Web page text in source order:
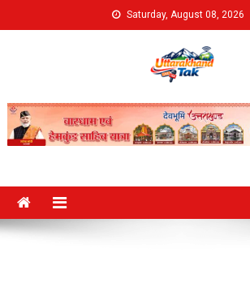
to
Saturday, August 08, 2026
Uttarakhand Tak